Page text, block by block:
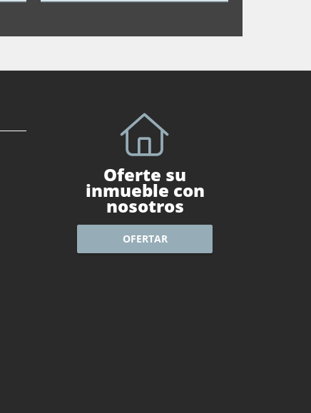
Oferte su
inmueble con
nosotros
OFERTAR